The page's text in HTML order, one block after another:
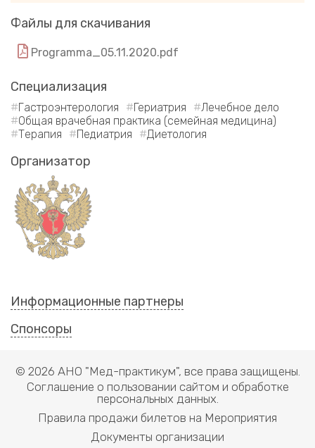
Файлы для скачивания
Programma_05.11.2020.pdf
Специализация
Гастроэнтерология Гериатрия
Лечебное дело
Общая врачебная практика (семейная медицина)
Терапия
Педиатрия Диетология
Организатор
Информационные партнеры
Спонсоры
© 2026 АНО "Мед-практикум", все права защищены.
Соглашение о пользовании сайтом и обработке
персональных данных.
Правила продажи билетов на Мероприятия
Документы организации